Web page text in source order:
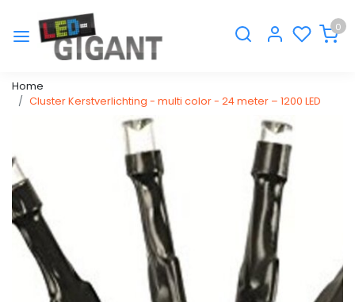
0
Home
Cluster Kerstverlichting - multi color - 24 meter – 1200 LED